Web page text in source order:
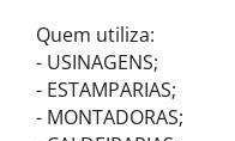
Quem utiliza:
- USINAGENS;
- ESTAMPARIAS;
- MONTADORAS;